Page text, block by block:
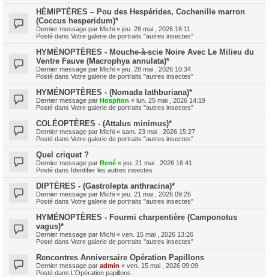
HÉMIPTÈRES – Pou des Hespérides, Cochenille marron
(Coccus hesperidum)*
Dernier message par Michi « jeu. 28 mai , 2026 16:11
Posté dans Votre galerie de portraits "autres insectes"
HYMÉNOPTÈRES - Mouche-à-scie Noire Avec Le Milieu du
Ventre Fauve (Macrophya annulata)*
Dernier message par Michi « jeu. 28 mai , 2026 10:34
Posté dans Votre galerie de portraits "autres insectes"
HYMÉNOPTÈRES - (Nomada lathburiana)*
Dernier message par Hospiton « lun. 25 mai , 2026 14:19
Posté dans Votre galerie de portraits "autres insectes"
COLÉOPTÈRES - (Attalus minimus)*
Dernier message par Michi « sam. 23 mai , 2026 15:27
Posté dans Votre galerie de portraits "autres insectes"
Quel criquet ?
Dernier message par René « jeu. 21 mai , 2026 16:41
Posté dans Identifier les autres insectes
DIPTÈRES - (Gastrolepta anthracina)*
Dernier message par Michi « jeu. 21 mai , 2026 09:26
Posté dans Votre galerie de portraits "autres insectes"
HYMÉNOPTÈRES - Fourmi charpentière (Camponotus
vagus)*
Dernier message par Michi « ven. 15 mai , 2026 13:26
Posté dans Votre galerie de portraits "autres insectes"
Rencontres Anniversaire Opération Papillons
Dernier message par admin « ven. 15 mai , 2026 09:09
Posté dans L’Opération papillons